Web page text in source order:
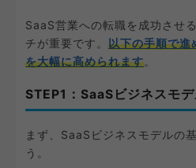
SaaS営業への転職を成功させ
チが重要です。 以下の手順で進
を大幅に高められます。
STEP1：SaaSビジネスモ
まず、SaaSビジネスモデルの
う。